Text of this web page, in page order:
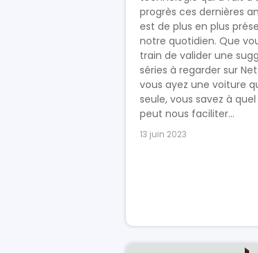
progrès ces dernières
est de plus en plus
notre quotidien. Que
train de valider une
séries à regarder sur
vous ayez une voiture
seule, vous savez à
peut nous faciliter...
13 juin 2023